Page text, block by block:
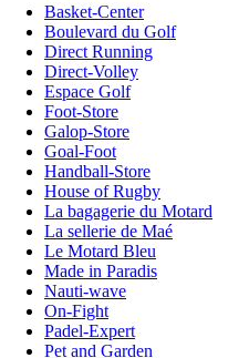
Basket-Center
Boulevard du Golf
Direct Running
Direct-Volley
Espace Golf
Foot-Store
Galop-Store
Goal-Foot
Handball-Store
House of Rugby
La bagagerie du Motard
La sellerie de Maé
Le Motard Bleu
Made in Paradis
Nauti-wave
On-Fight
Padel-Expert
Pet and Garden